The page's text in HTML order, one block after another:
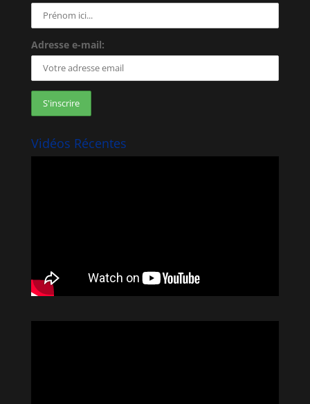
Adresse e-mail:
Vidéos Récentes